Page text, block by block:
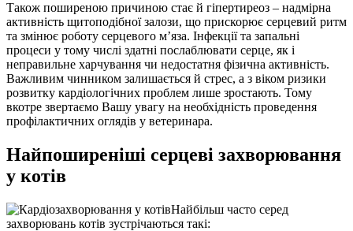
Також поширеною причиною стає й гіпертиреоз – надмірна
активність щитоподібної залози, що прискорює серцевий ритм
та змінює роботу серцевого м’яза. Інфекції та запальні
процеси у тому числі здатні послаблювати серце, як і
неправильне харчування чи недостатня фізична активність.
Важливим чинником залишається й стрес, а з віком ризики
розвитку кардіологічних проблем лише зростають. Тому
вкотре звертаємо Вашу увагу на необхідність проведення
профілактичних оглядів у ветеринара.
Найпоширеніші серцеві захворювання
у котів
Найбільш часто серед
захворювань котів зустрічаються такі: